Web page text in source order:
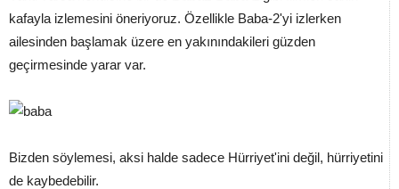
kafayla izlemesini öneriyoruz. Özellikle Baba-2'yi izlerken
ailesinden başlamak üzere en yakınındakileri güzden
geçirmesinde yarar var.
Bizden söylemesi, aksi halde sadece Hürriyet'ini değil, hürriyetini
de kaybedebilir.